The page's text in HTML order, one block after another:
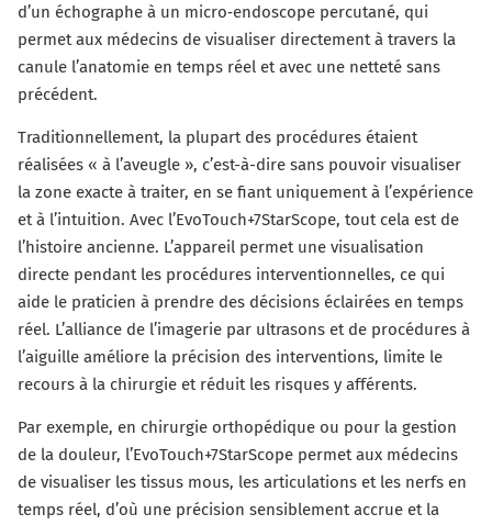
d’un échographe à un micro‑endoscope percutané, qui
permet aux médecins de visualiser directement à travers la
canule l’anatomie en temps réel et avec une netteté sans
précédent.
Traditionnellement, la plupart des procédures étaient
réalisées « à l’aveugle », c’est-à-dire sans pouvoir visualiser
la zone exacte à traiter, en se fiant uniquement à l’expérience
et à l’intuition. Avec l’EvoTouch+7StarScope, tout cela est de
l’histoire ancienne. L’appareil permet une visualisation
directe pendant les procédures interventionnelles, ce qui
aide le praticien à prendre des décisions éclairées en temps
réel. L’alliance de l’imagerie par ultrasons et de procédures à
l’aiguille améliore la précision des interventions, limite le
recours à la chirurgie et réduit les risques y afférents.
Par exemple, en chirurgie orthopédique ou pour la gestion
de la douleur, l’EvoTouch+7StarScope permet aux médecins
de visualiser les tissus mous, les articulations et les nerfs en
temps réel, d’où une précision sensiblement accrue et la